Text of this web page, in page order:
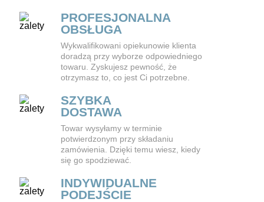
PROFESJONALNA
OBSŁUGA
Wykwalifikowani opiekunowie klienta
doradzą przy wyborze odpowiedniego
towaru. Zyskujesz pewność, że
otrzymasz to, co jest Ci potrzebne.
SZYBKA
DOSTAWA
Towar wysyłamy w terminie
potwierdzonym przy składaniu
zamówienia. Dzięki temu wiesz, kiedy
się go spodziewać.
INDYWIDUALNE
PODEJŚCIE